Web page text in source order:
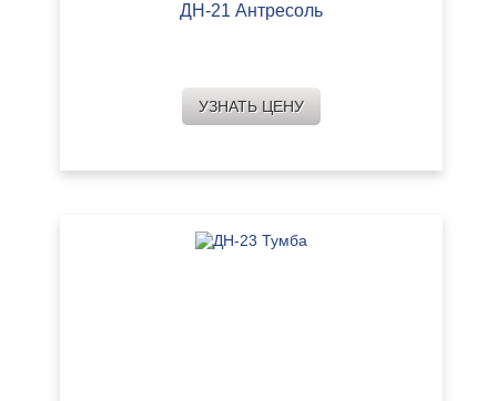
ДН-21 Антресоль
УЗНАТЬ ЦЕНУ